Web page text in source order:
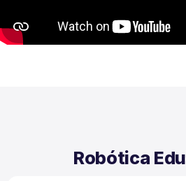
Robótica